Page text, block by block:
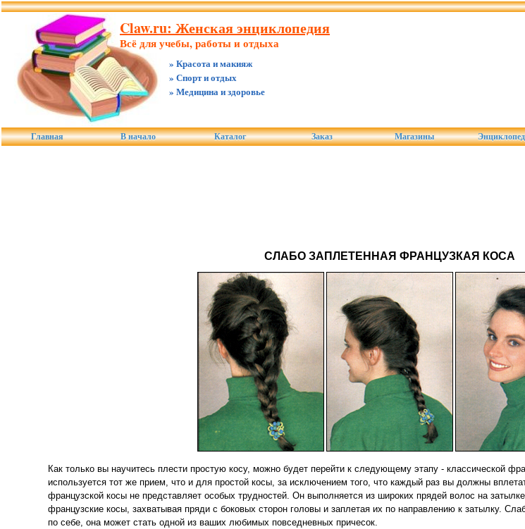
Claw.ru: Женская энциклопедия
Всё для учебы, работы и отдыха
» Красота и макияж
» Спорт и отдых
» Медицина и здоровье
Главная В начало Каталог Заказ Магазины
СЛАБО ЗАПЛЕТЕННАЯ ФРАНЦУЗКАЯ КОСА
Как только вы научитесь плести простую косу, можно будет перейти к следующему этапу - классической
используется тот же прием, что и для простой косы, за исключением того, что каждый раз вы должны
французской косы не представляет особых трудностей. Он выполняется из широких прядей волос на
французские косы, захватывая пряди с боковых сторон головы и заплетая их по направлению к затылку.
по себе, она может стать одной из ваших любимых повседневных причесок.